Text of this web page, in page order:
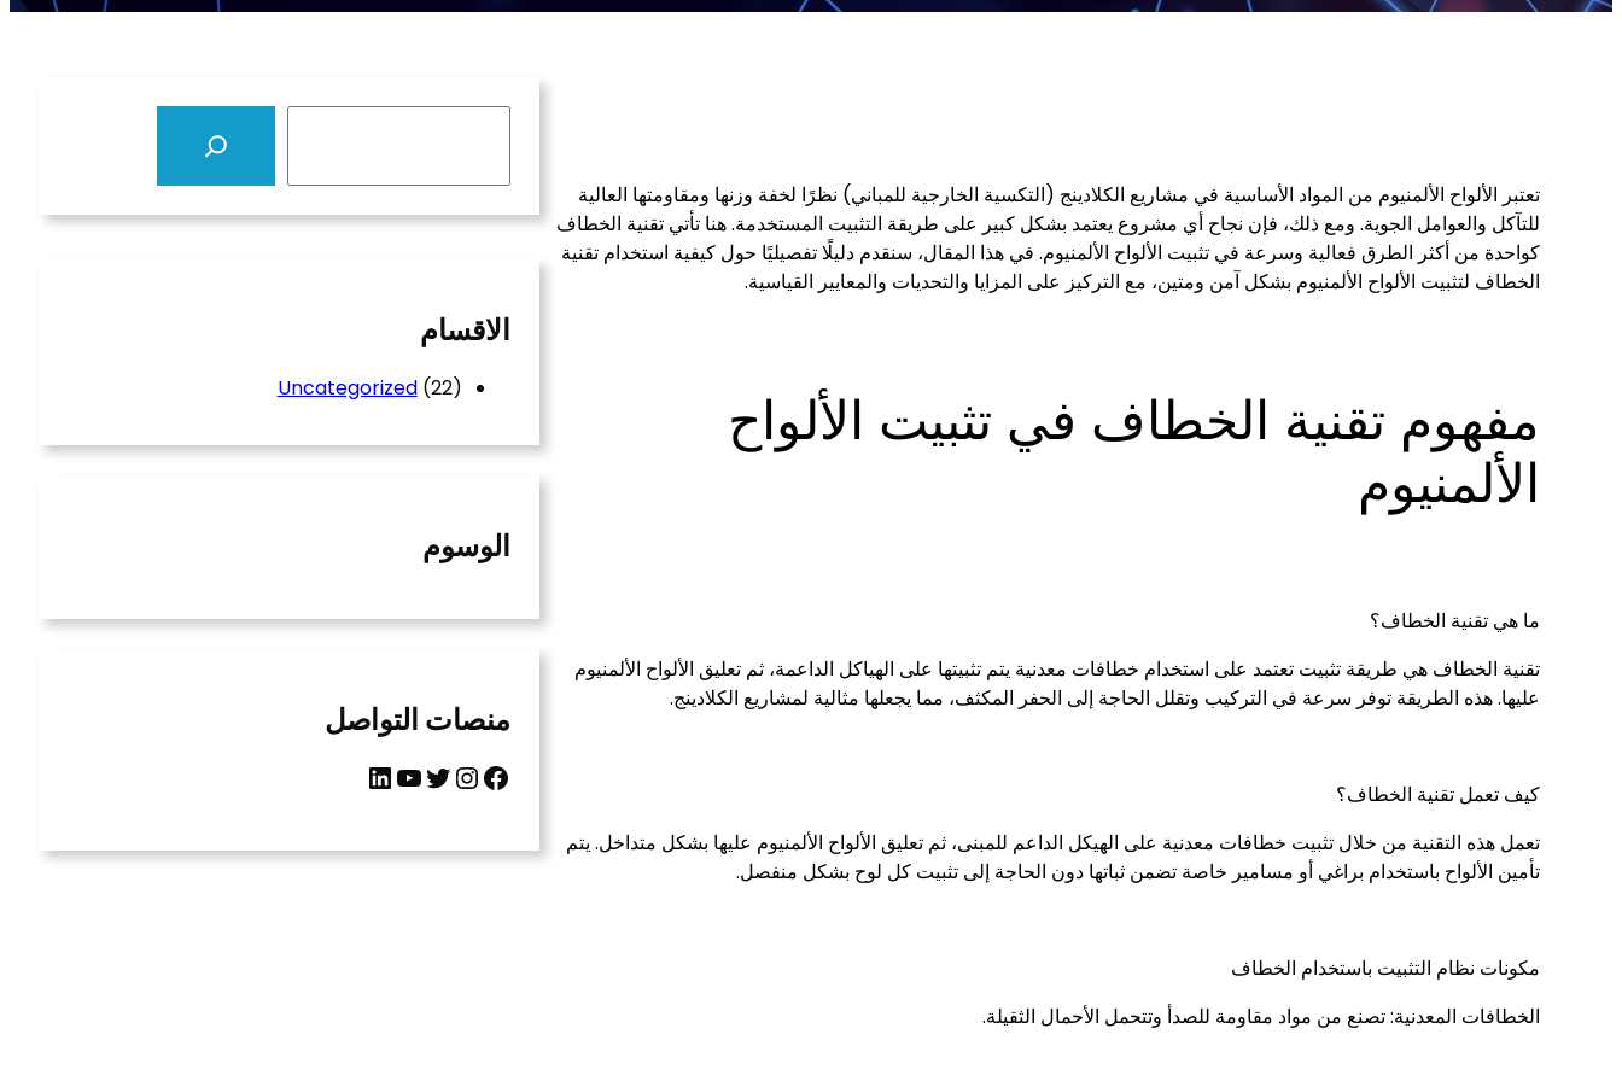
تعتبر الألواح الألمنيوم من المواد الأساسية في مشاريع الكلادينج (التكسية الخارجية للمباني) نظرًا لخفة وزنها ومقاومتها العالية
للتآكل والعوامل الجوية. ومع ذلك، فإن نجاح أي مشروع يعتمد بشكل كبير على طريقة التثبيت المستخدمة. هنا تأتي تقنية الخطاف
كواحدة من أكثر الطرق فعالية وسرعة في تثبيت الألواح الألمنيوم. في هذا المقال، سنقدم دليلًا تفصيليًا حول كيفية استخدام تقنية
الخطاف لتثبيت الألواح الألمنيوم بشكل آمن ومتين، مع التركيز على المزايا والتحديات والمعايير القياسية.
مفهوم تقنية الخطاف في تثبيت الألواح
الألمنيوم
ما هي تقنية الخطاف؟
تقنية الخطاف هي طريقة تثبيت تعتمد على استخدام خطافات معدنية يتم تثبيتها على الهياكل الداعمة، ثم تعليق الألواح الألمنيوم
عليها. هذه الطريقة توفر سرعة في التركيب وتقلل الحاجة إلى الحفر المكثف، مما يجعلها مثالية لمشاريع الكلادينج.
كيف تعمل تقنية الخطاف؟
تعمل هذه التقنية من خلال تثبيت خطافات معدنية على الهيكل الداعم للمبنى، ثم تعليق الألواح الألمنيوم عليها بشكل متداخل. يتم
تأمين الألواح باستخدام براغي أو مسامير خاصة تضمن ثباتها دون الحاجة إلى تثبيت كل لوح بشكل منفصل.
مكونات نظام التثبيت باستخدام الخطاف
الخطافات المعدنية: تصنع من مواد مقاومة للصدأ وتتحمل الأحمال الثقيلة.
الاقسام
Uncategorized(22)
الوسوم
منصات التواصل
Facebook
Instagram
Twitter
YouTube
LinkedIn